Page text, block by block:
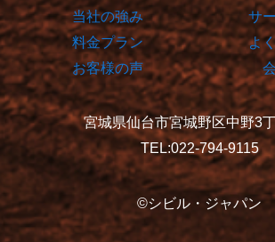
当社の強み
サ
料金プラン
よ
お客様の声
宮城県仙台市宮城野区中野3
TEL:022-794-9115
©シビル・ジャパン